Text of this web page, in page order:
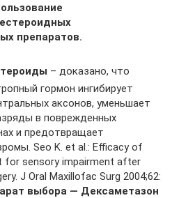
препаратов.
– доказано, что
гормон ингибирует
аксонов, уменьшает
в поврежденных
и предотвращает
Seo K. et al.: Efficacy of
for sensory impairment after
J Oral Maxillofac Surg 2004;62:
выбора — Дексаметазон